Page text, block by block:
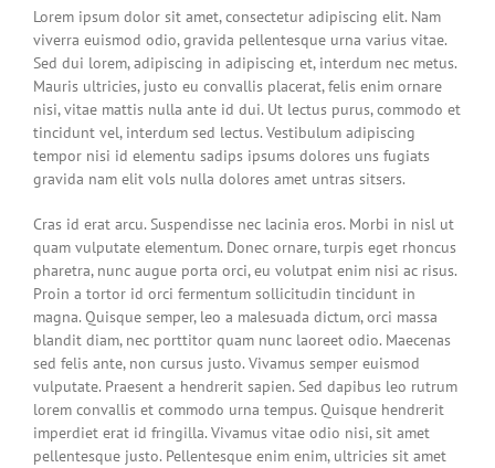
Lorem ipsum dolor sit amet, consectetur adipiscing elit. Nam
viverra euismod odio, gravida pellentesque urna varius vitae.
Sed dui lorem, adipiscing in adipiscing et, interdum nec metus.
Mauris ultricies, justo eu convallis placerat, felis enim ornare
nisi, vitae mattis nulla ante id dui. Ut lectus purus, commodo et
tincidunt vel, interdum sed lectus. Vestibulum adipiscing
tempor nisi id elementu sadips ipsums dolores uns fugiats
gravida nam elit vols nulla dolores amet untras sitsers.
Cras id erat arcu. Suspendisse nec lacinia eros. Morbi in nisl ut
quam vulputate elementum. Donec ornare, turpis eget rhoncus
pharetra, nunc augue porta orci, eu volutpat enim nisi ac risus.
Proin a tortor id orci fermentum sollicitudin tincidunt in
magna. Quisque semper, leo a malesuada dictum, orci massa
blandit diam, nec porttitor quam nunc laoreet odio. Maecenas
sed felis ante, non cursus justo. Vivamus semper euismod
vulputate. Praesent a hendrerit sapien. Sed dapibus leo rutrum
lorem convallis et commodo urna tempus. Quisque hendrerit
imperdiet erat id fringilla. Vivamus vitae odio nisi, sit amet
pellentesque justo. Pellentesque enim enim, ultricies sit amet